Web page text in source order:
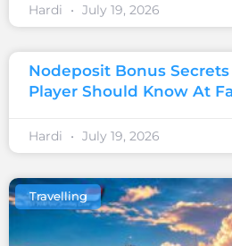
Hardi July 19, 2026
Nodeposit Bonus
Player Should Know At
Hardi July 19, 2026
Travelling